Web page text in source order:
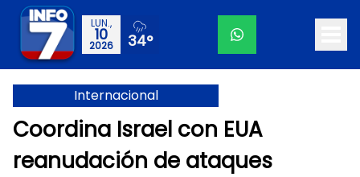
LUN.,
10
2026 34°
Internacional
Coordina Israel con EUA
reanudación de ataques